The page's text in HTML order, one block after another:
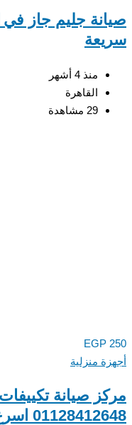
منذ 4 أشهر
القاهرة
EGP
منزلية
صيانة تكييفات
اسرع خدمة